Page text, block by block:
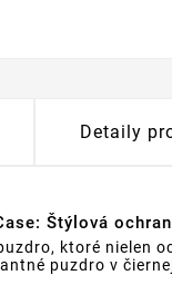
Detaily
Štýlová
ktoré nielen
puzdro v